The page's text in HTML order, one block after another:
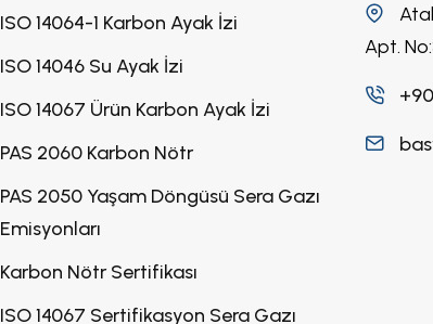
ISO 14064-1 Karbon Ayak İzi
ISO 14046 Su Ayak İzi
ISO 14067 Ürün Karbon Ayak İzi
PAS 2060 Karbon Nötr
PAS 2050 Yaşam Döngüsü Sera Gazı
Emisyonları
Karbon Nötr Sertifikası
ISO 14067 Sertifikasyon Sera Gazı
Apt.